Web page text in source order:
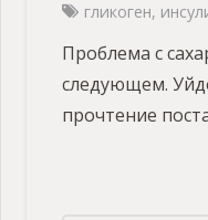
гликоген,
Проблема с
следующем.
прочтение